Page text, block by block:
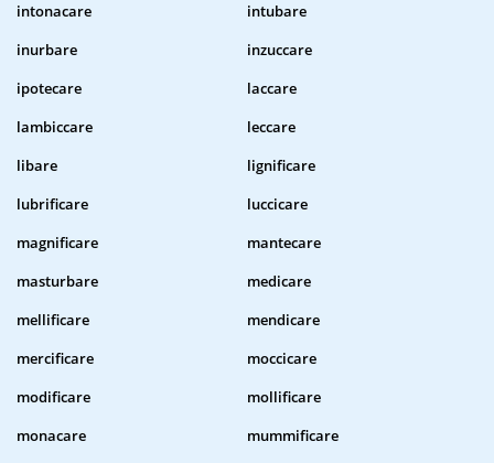
intonacare
intubare
inurbare
inzuccare
ipotecare
laccare
lambiccare
leccare
libare
lignificare
lubrificare
luccicare
magnificare
mantecare
masturbare
medicare
mellificare
mendicare
mercificare
moccicare
modificare
mollificare
monacare
mummificare